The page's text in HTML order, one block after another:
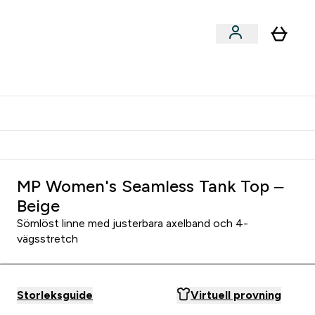
MP Women's Seamless Tank Top –
Beige
Sömlöst linne med justerbara axelband och 4-
vägsstretch
Storleksguide Virtuell provning